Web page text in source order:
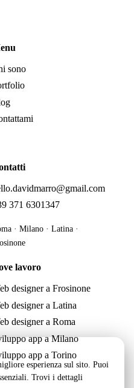
sono
371 6301347
· Milano · Latina ·
lavoro
designer a Frosinone
designer a Latina
designer a Roma
app a Milano
app a Torino
esperienza sul sito. Puoi
Trovi i dettagli